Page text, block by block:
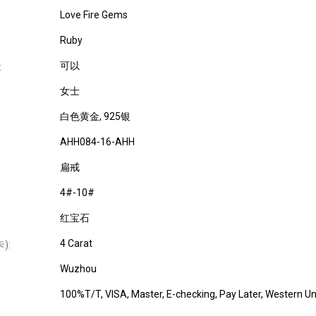
Love Fire Gems
Ruby
可以
女士
白色黄金, 925银
AHH084-16-AHH
扁戒
4#-10#
红宝石
): 4 Carat
Wuzhou
100%T/T, VISA, Master, E-checking, Pay Later, Western